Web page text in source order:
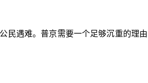
民遇难。普京需要一个足够沉重的理